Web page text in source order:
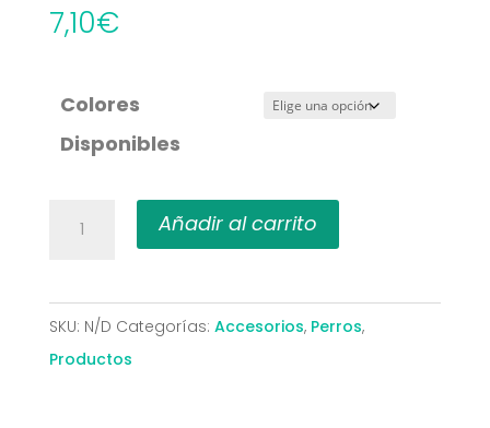
7,10€
Colores
Disponibles
Nylon
Añadir al carrito
SKU: N/D Categorías: Accesorios, Perros,
Productos